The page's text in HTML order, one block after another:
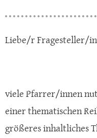
Liebe/r Fragesteller/
viele Pfarrer/innen
einer thematischen
größeres inhaltliches